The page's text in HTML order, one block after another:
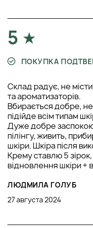
5
ПОКУПКА
Склад радує, не
та ароматизаторів.
Вбирається добре,
підійде всім типам
Дуже добре
пілінгу, живить,
шкіри. Шкіра після
Крему ставлю 5
відновлення шкіри +
ЛЮДМИЛА ГОЛУБ
27 августа 2024